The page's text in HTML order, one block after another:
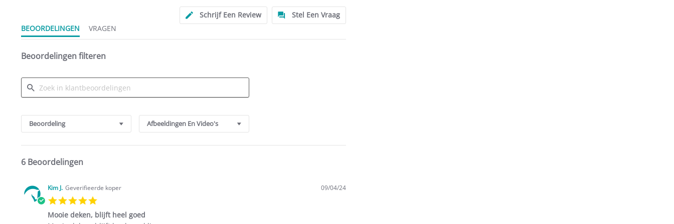
Schrijf Een Review
Stel Een Vraag
BEOORDELINGEN
VRAGEN
Beoordelingen filteren
Reviews
Beoordeling Afbeeldingen En Video's
6 Beoordelingen
Kim J. Geverifieerde koper
rating
09/04/24
Mooie deken, blijft heel goed